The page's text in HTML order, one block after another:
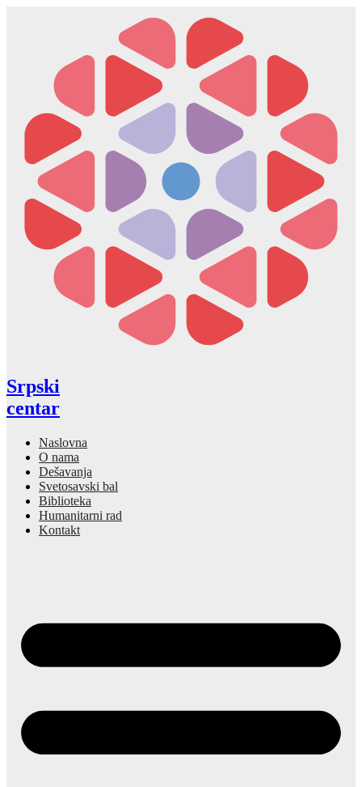
Srpski
centar
Naslovna
O nama
Dešavanja
Svetosavski bal
Biblioteka
Humanitarni rad
Kontakt